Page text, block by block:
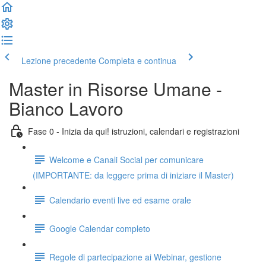
Lezione precedente Completa e continua
Master in Risorse Umane -
Bianco Lavoro
Fase 0 - Inizia da qui! istruzioni, calendari e registrazioni
Welcome e Canali Social per comunicare
(IMPORTANTE: da leggere prima di iniziare il Master)
Calendario eventi live ed esame orale
Google Calendar completo
Regole di partecipazione ai Webinar, gestione